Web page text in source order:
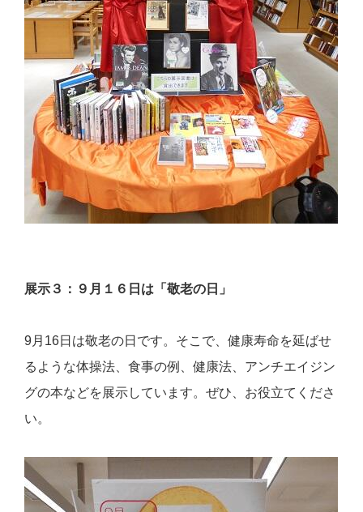
展示３：９月１６日は「敬老の日」
9月 16日は敬老の日です。そこで、健康寿命を延ばせ
るような体操法、食事の例、健康法、アンチエイジン
グの本などを展示しています。ぜひ、お役立てくださ
い。